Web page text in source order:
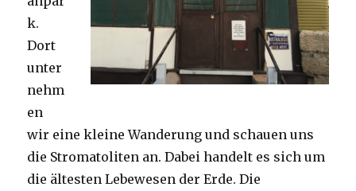
k.
Dort
unter
nehm
en
wir eine kleine Wanderung und schauen uns
die Stromatoliten an. Dabei handelt es sich um
die ältesten Lebewesen der Erde. Die